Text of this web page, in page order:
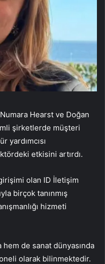
Hearst ve Doğan
şirketlerde müşteri
yardımcısı
etkisini artırdı.
olan ID İletişim
birçok tanınmış
hizmeti
hem de sanat dünyasında
olarak bilinmektedir.